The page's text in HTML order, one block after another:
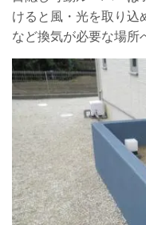
けると風・光を取り込
など換気が必要な場所